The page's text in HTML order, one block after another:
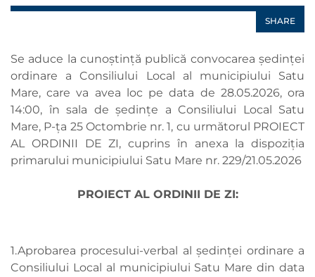
SHARE
Se aduce la cunoștință publică convocarea ședinței
ordinare a Consiliului Local al municipiului Satu
Mare, care va avea loc pe data de 28.05.2026, ora
14:00, în sala de ședințe a Consiliului Local Satu
Mare, P-ța 25 Octombrie nr. 1, cu următorul PROIECT
AL ORDINII DE ZI, cuprins în anexa la dispoziția
primarului municipiului Satu Mare nr. 229/21.05.2026
PROIECT AL ORDINII DE ZI:
1.Aprobarea procesului-verbal al ședinței ordinare a
Consiliului Local al municipiului Satu Mare din data